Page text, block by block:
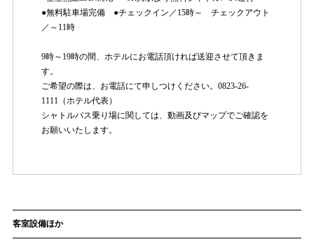
●無料駐車場完備 ●チェックイン／15時～ チェックアウト
／～11時
9時～19時の間、ホテルにお電話頂ければ送迎させて頂きま
す。
ご希望の際は、お電話にて申しつけください。0823-26-
1111（ホテル代表）
シャトルバス乗り場に関しては、動画及びマップでご確認を
お願いいたします。
客室設備ほか